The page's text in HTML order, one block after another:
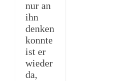
nur an
ihn
denken
konnte
ist er
wieder
da,